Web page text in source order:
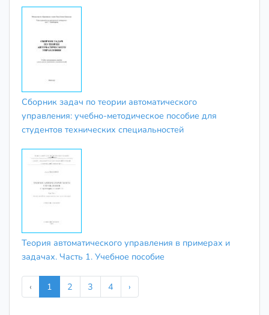
Сборник задач по теории автоматического
управления: учебно-методическое пособие для
студентов технических специальностей
Теория автоматического управления в примерах и
задачах. Часть 1. Учебное пособие
‹ 1 2 3 4 ›